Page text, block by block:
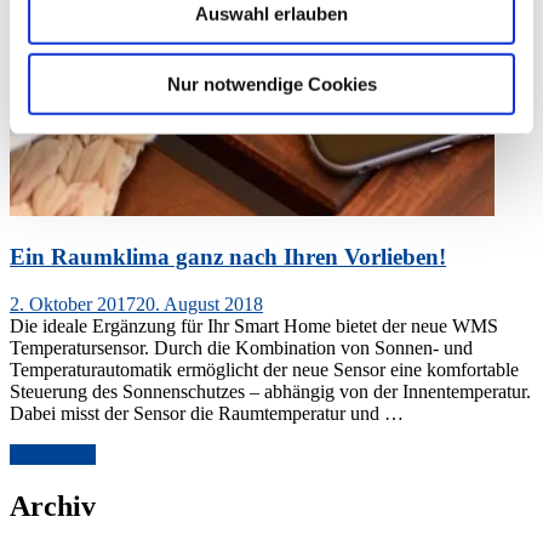
Auswahl erlauben
Nur notwendige Cookies
Ein Raumklima ganz nach Ihren Vorlieben!
Veröffentlicht
am
2. Oktober 201720. August 2018
Die ideale Ergänzung für Ihr Smart Home bietet der neue WMS
Temperatursensor. Durch die Kombination von Sonnen- und
Temperaturautomatik ermöglicht der neue Sensor eine komfortable
Steuerung des Sonnenschutzes – abhängig von der Innentemperatur.
Dabei misst der Sensor die Raumtemperatur und …
ganz
nach
Archiv